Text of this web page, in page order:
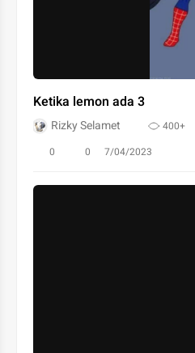
Ketika lemon ada 3
Rizky Selamet
400+
0
0 7/04/2023